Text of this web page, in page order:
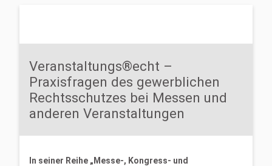
Veranstaltungs®echt –
Praxisfragen des gewerblichen
Rechtsschutzes bei Messen und
anderen Veranstaltungen
In seiner Reihe „Messe-, Kongress- und